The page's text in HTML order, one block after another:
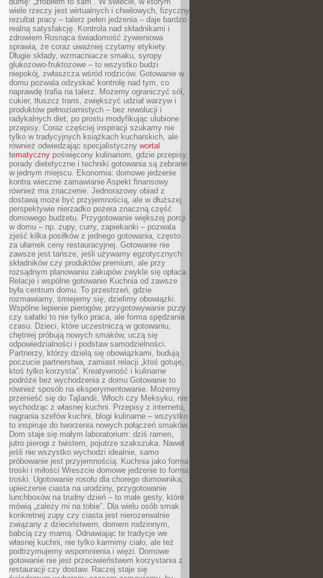
wiele rzeczy jest wirtualnych i chwilowych, fizyczny
rezultat pracy – talerz pełen jedzenia – daje bardzo
realną satysfakcję. Kontrola nad składnikami i
zdrowiem Rosnąca świadomość żywieniowa
sprawia, że coraz uważniej czytamy etykiety.
Długie składy, wzmacniacze smaku, syropy
glukozowo-fruktozowe – to wszystko budzi
niepokój, zwłaszcza wśród rodziców. Gotowanie w
domu pozwala odzyskać kontrolę nad tym, co
naprawdę trafia na talerz. Możemy ograniczyć sól,
cukier, tłuszcz trans, zwiększyć udział warzyw i
produktów pełnoziarnistych – bez rewolucji i
radykalnych diet, po prostu modyfikując ulubione
przepisy. Coraz częściej inspiracji szukamy nie
tylko w tradycyjnych książkach kucharskich, ale
również odwiedzając specjalistyczny wortal
tematyczny poświęcony kulinariom, gdzie przepisy,
porady dietetyczne i techniki gotowania są zebrane
w jednym miejscu. Ekonomia: domowe jedzenie
kontra wieczne zamawianie Aspekt finansowy
również ma znaczenie. Jednorazowy obiad z
dostawą może być przyjemnością, ale w dłuższej
perspektywie nierzadko pożera znaczną część
domowego budżetu. Przygotowanie większej porcji
w domu – np. zupy, curry, zapiekanki – pozwala
zjeść kilka posiłków z jednego gotowania, często
za ułamek ceny restauracyjnej. Gotowanie nie
zawsze jest tańsze, jeśli używamy egzotycznych
składników czy produktów premium, ale przy
rozsądnym planowaniu zakupów zwykle się opłaca.
Relacje i wspólne gotowanie Kuchnia od zawsze
była centrum domu. To przestrzeń, gdzie
rozmawiamy, śmiejemy się, dzielimy obowiązki.
Wspólne lepienie pierogów, przygotowywanie pizzy
czy sałatki to nie tylko praca, ale forma spędzania
czasu. Dzieci, które uczestniczą w gotowaniu,
chętniej próbują nowych smaków, uczą się
odpowiedzialności i podstaw samodzielności.
Partnerzy, którzy dzielą się obowiązkami, budują
poczucie partnerstwa, zamiast relacji „ktoś gotuje,
ktoś tylko korzysta”. Kreatywność i kulinarne
podróże bez wychodzenia z domu Gotowanie to
również sposób na eksperymentowanie. Możemy
przenieść się do Tajlandii, Włoch czy Meksyku, nie
wychodząc z własnej kuchni. Przepisy z internetu,
nagrania szefów kuchni, blogi kulinarne – wszystko
to inspiruje do tworzenia nowych połączeń smaków.
Dom staje się małym laboratorium: dziś ramen,
jutro pierogi z twistem, pojutrze szakszuka. Nawet
jeśli nie wszystko wychodzi idealnie, samo
próbowanie jest przyjemnością. Kuchnia jako forma
troski i miłości Wreszcie domowe jedzenie to forma
troski. Ugotowanie rosołu dla chorego domownika,
upieczenie ciasta na urodziny, przygotowanie
lunchboxów na trudny dzień – to małe gesty, które
mówią „zależy mi na tobie”. Dla wielu osób smak
konkretnej zupy czy ciasta jest nierozerwalnie
związany z dzieciństwem, domem rodzinnym,
babcią czy mamą. Odnawiając te tradycje we
własnej kuchni, nie tylko karmimy ciało, ale też
podtrzymujemy wspomnienia i więzi. Domowe
gotowanie nie jest przeciwieństwem korzystania z
restauracji czy dostaw. Raczej staje się